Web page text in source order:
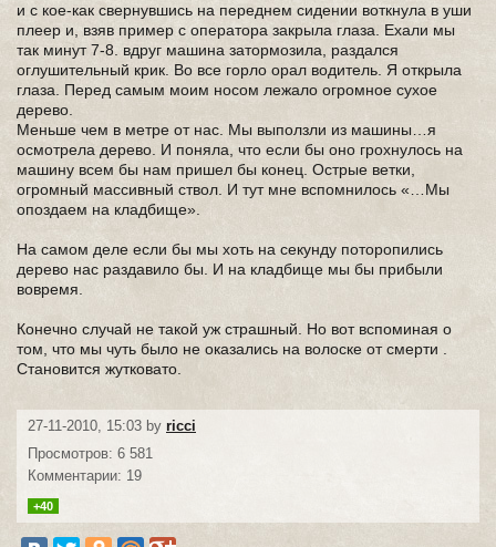
и с кое-как свернувшись на переднем сидении воткнула в уши
плеер и, взяв пример с оператора закрыла глаза. Ехали мы
так минут 7-8. вдруг машина затормозила, раздался
оглушительный крик. Во все горло орал водитель. Я открыла
глаза. Перед самым моим носом лежало огромное сухое
дерево.
Меньше чем в метре от нас. Мы выползли из машины…я
осмотрела дерево. И поняла, что если бы оно грохнулось на
машину всем бы нам пришел бы конец. Острые ветки,
огромный массивный ствол. И тут мне вспомнилось «…Мы
опоздаем на кладбище».
На самом деле если бы мы хоть на секунду поторопились
дерево нас раздавило бы. И на кладбище мы бы прибыли
вовремя.
Конечно случай не такой уж страшный. Но вот вспоминая о
том, что мы чуть было не оказались на волоске от смерти .
Становится жутковато.
27-11-2010, 15:03 by ricci
Просмотров: 6 581
Комментарии: 19
+40